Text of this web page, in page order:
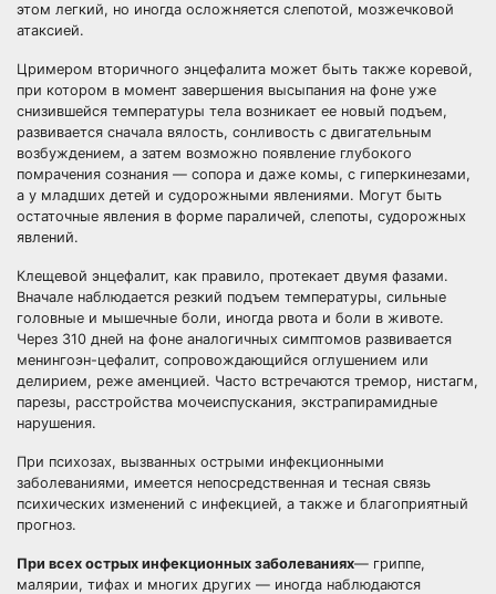
этом легкий, но иногда осложняется слепотой, мозжечковой
атаксией.
Цримером вторичного энцефалита может быть также коревой,
при котором в момент завершения высыпания на фоне уже
снизившейся температуры тела возникает ее новый подъем,
развивается сначала вялость, сонливость с двигательным
возбуждением, а затем возможно появление глубокого
помрачения сознания — сопора и даже комы, с гиперкинезами,
а у младших детей и судорожными явлениями. Могут быть
остаточные явления в форме параличей, слепоты, судорожных
явлений.
Клещевой энцефалит, как правило, протекает двумя фазами.
Вначале наблюдается резкий подъем температуры, сильные
головные и мышечные боли, иногда рвота и боли в животе.
Через 310 дней на фоне аналогичных симптомов развивается
менингоэн-цефалит, сопровождающийся оглушением или
делирием, реже аменцией. Часто встречаются тремор, нистагм,
парезы, расстройства мочеиспускания, экстрапирамидные
нарушения.
При психозах, вызванных острыми инфекционными
заболеваниями, имеется непосредственная и тесная связь
психических изменений с инфекцией, а также и благоприятный
прогноз.
При всех острых инфекционных заболеваниях— гриппе,
малярии, тифах и многих других — иногда наблюдаются